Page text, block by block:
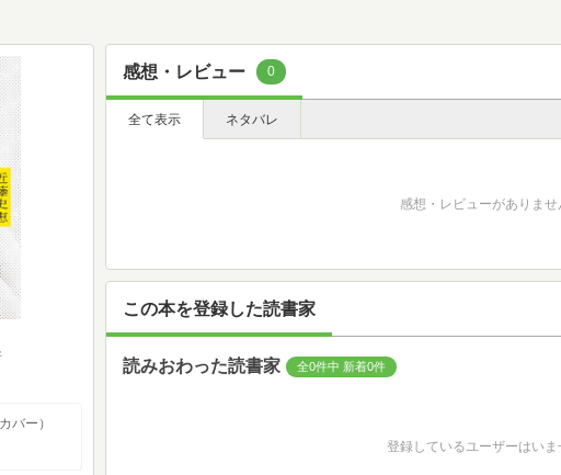
バー）
感想・レビュー 0
全て表示 ネタバレ
感想・レビューがありませ
この本を登録した読書家
読みおわった読書家 全0件中 新着0件
登録しているユーザーはいま